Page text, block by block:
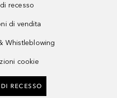
recesso
di vendita
Whistleblowing
cookie
RECESSO